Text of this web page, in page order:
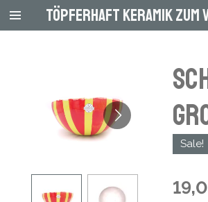
Zum
Hauptinhalt
Töpferhaft Keramik zum
Sale!